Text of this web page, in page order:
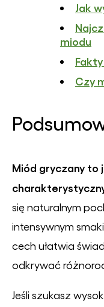
Jak
miodu
Czy
Miód gryczany to
się naturalnym
intensywnym
cech ułatwia
odkrywać
Jeśli szukasz